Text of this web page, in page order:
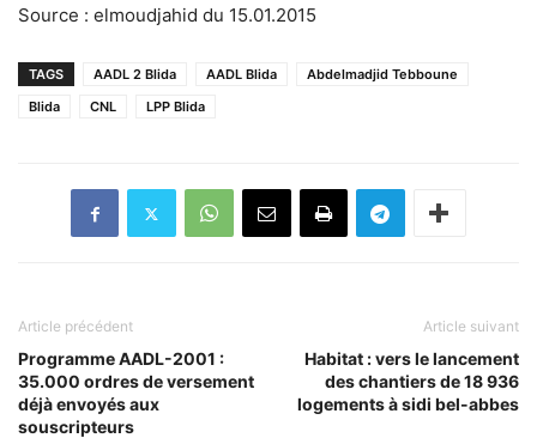
Source : elmoudjahid du 15.01.2015
TAGS AADL 2 Blida AADL Blida
Abdelmadjid Tebboune
Blida
CNL LPP Blida
Article précédent
Programme AADL-2001 :
35.000 ordres de versement
déjà envoyés aux
souscripteurs
Article suivant
Habitat : vers le lancement
des chantiers de 18 936
logements à sidi bel-abbes